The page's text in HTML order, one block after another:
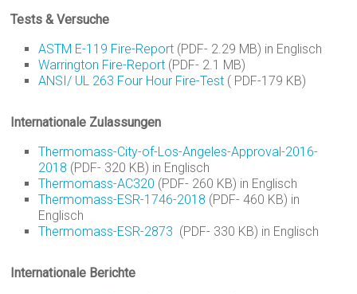
Tests & Versuche
ASTM E-119 Fire-Report (PDF- 2.29 MB) in Englisch
Warrington Fire-Report (PDF- 2.1 MB)
ANSI/ UL 263 Four Hour Fire-Test ( PDF-179 KB)
Internationale Zulassungen
Thermomass-City-of-Los-Angeles-Approval-2016-
2018 (PDF- 320 KB) in Englisch
Thermomass-AC320 (PDF- 260 KB) in Englisch
Thermomass-ESR-1746-2018 (PDF- 460 KB) in
Englisch
Thermomass-ESR-2873 (PDF- 330 KB) in Englisch
Internationale Berichte